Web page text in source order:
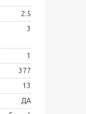
2.5
3
1
377
13
ДА